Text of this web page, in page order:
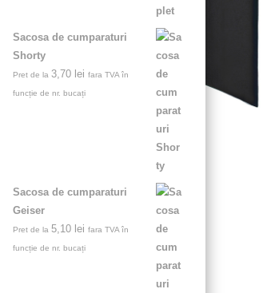
Sacosa de cumparaturi
Shorty
Pret de la 3,70 lei fara TVA în
funcție de nr. bucați
Sacosa de cumparaturi
Geiser
Pret de la5,10 lei fara TVA în
funcție de nr. bucați